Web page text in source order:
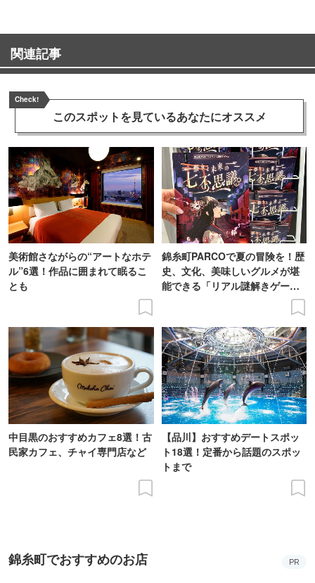
関連記事
Check!
このスポットを見ているあなたにオススメ
美術館さながらの“アートなホテ
ル”6選！作品に囲まれて眠るこ
とも
錦糸町PARCOで夏の冒険を！歴
史、文化、美味しいグルメが堪
能できる「リアル謎解きゲー
中目黒のおすすめカフェ8選！古
民家カフェ、チャイ専門店など
【品川】おすすめデートスポッ
ト18選！定番から話題のスポッ
トまで
錦糸町でおすすめのお店 PR